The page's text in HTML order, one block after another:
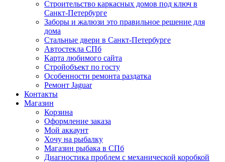
Строительство каркасных домов под ключ в
Санкт-Петербурге
Заборы и жалюзи это правильное решение для
дома
Стальные двери в Санкт-Петербурге
Автостекла СПб
Карта любимого сайта
Стройобъект по госту
Особенности ремонта раздатка
Ремонт Jaguar
Контакты
Магазин
Корзина
Оформление заказа
Мой аккаунт
Хочу на рыбалку
Магазин рыбака в СПб
Диагностика проблем с механической коробкой